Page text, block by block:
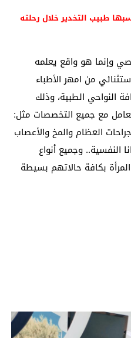
طبيب التخدير خلال رحلته
وإنما هو واقع يعلمه
من امهر الأطباء
النواحي الطبية، وذلك
مع جميع التخصصات مثل:
العظام والمخ والأعصاب
النفسية.. وجميع أنواع
بكافة حالاتهم بسيطة